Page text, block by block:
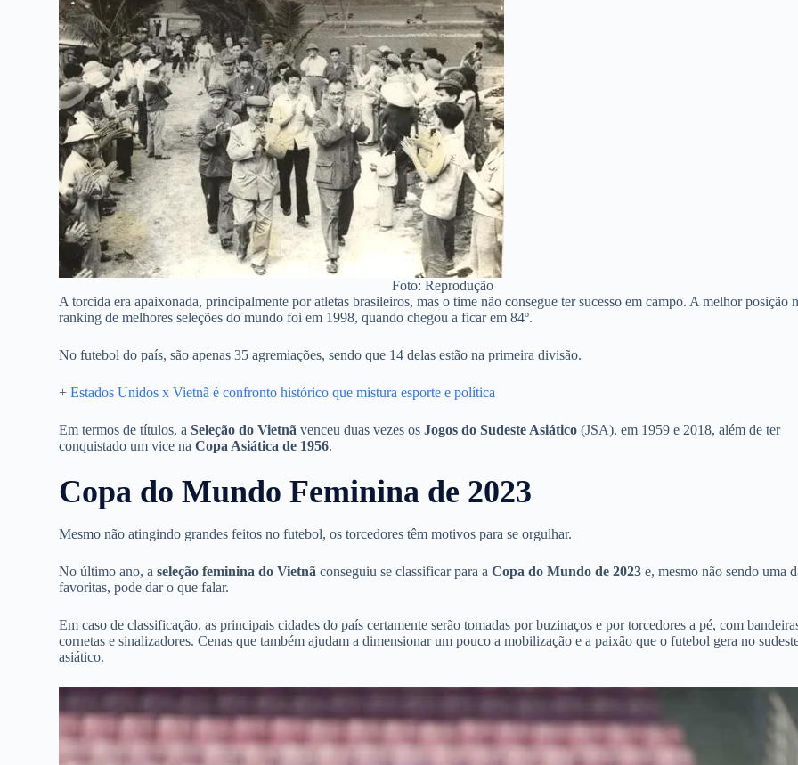
Foto: Reprodução
A torcida era apaixonada, principalmente por atletas brasileiros, mas o time não consegue ter sucesso em campo. A melhor posição
ranking de melhores seleções do mundo foi em 1998, quando chegou a ficar em 84º.
No futebol do país, são apenas 35 agremiações, sendo que 14 delas estão na primeira divisão.
+Estados Unidos x Vietnã é confronto histórico que mistura esporte e política
Em termos de títulos, aSeleção do Vietnã venceu duas vezes osJogos do Sudeste Asiático (JSA), em 1959 e 2018, além de ter
conquistado um vice naCopa Asiática de 1956.
Copa do Mundo Feminina de 2023
Mesmo não atingindo grandes feitos no futebol, os torcedores têm motivos para se orgulhar.
No último ano, aseleção feminina do Vietnã conseguiu se classificar para aCopa do Mundo de 2023 e, mesmo não sendo uma
favoritas, pode dar o que falar.
Em caso de classificação, as principais cidades do país certamente serão tomadas por buzinaços e por torcedores a pé, com
cornetas e sinalizadores. Cenas que também ajudam a dimensionar um pouco a mobilização e a paixão que o futebol gera no
asiático.